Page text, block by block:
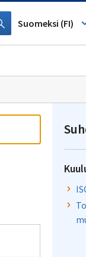
Tyhjennä
haku
Suomeksi (FI)